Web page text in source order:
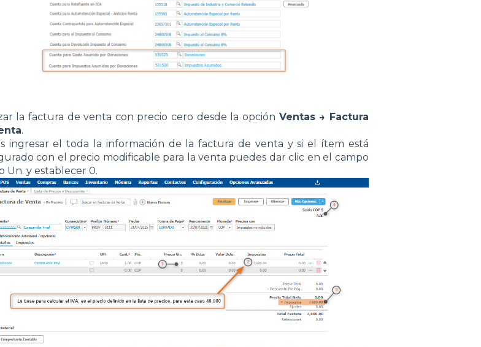
la factura de venta con precio cero desde la opción Ventas → Factura
.
ingresar el toda la información de la factura de venta y si el ítem está
con el precio modificable para la venta puedes dar clic en el campo
Un. y establecer 0.